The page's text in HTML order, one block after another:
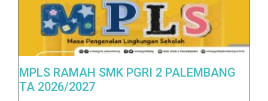
MPLS RAMAH SMK PGRI 2 PALEMBANG
TA 2026/2027